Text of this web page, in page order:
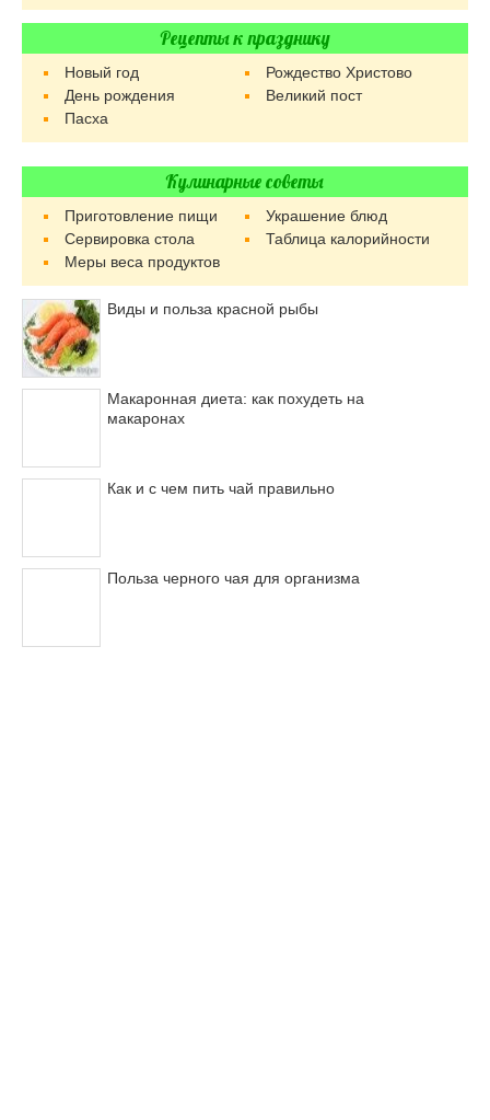
Рецепты к празднику
Новый год
Рождество Христово
День рождения
Великий пост
Пасха
Кулинарные советы
Приготовление пищи
Украшение блюд
Сервировка стола
Таблица калорийности
Меры веса продуктов
Виды и польза красной рыбы
Макаронная диета: как похудеть на
макаронах
Как и с чем пить чай правильно
Польза черного чая для организма